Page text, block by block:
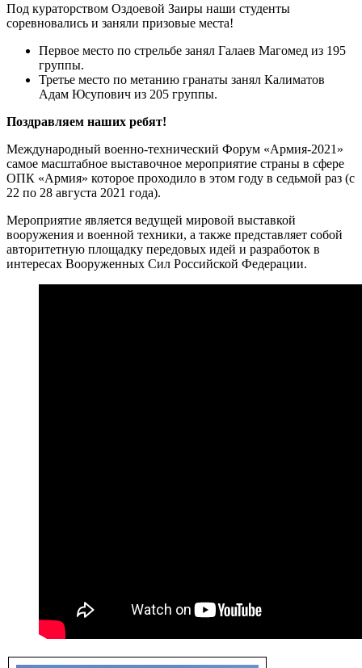
Под кураторством Оздоевой Заиры наши студенты
соревновались и заняли призовые места!
Первое место по стрельбе занял Галаев Магомед из 195
группы.
Третье место по метанию гранаты занял Калиматов
Адам Юсупович из 205 группы.
Поздравляем наших ребят!
Международный военно-технический Форум «Армия-2021»
самое масштабное выставочное мероприятие страны в сфере
ОПК «Армия» которое проходило в этом году в седьмой раз (с
22 по 28 августа 2021 года).
Мероприятие является ведущей мировой выставкой
вооружения и военной техники, а также представляет собой
авторитетную площадку передовых идей и разработок в
интересах Вооруженных Сил Российской Федерации.